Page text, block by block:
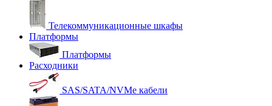
Телекоммуникационные шкафы
Платформы
Платформы
Расходники
SAS/SATA/NVMe кабели